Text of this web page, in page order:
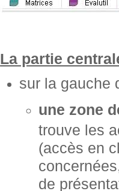
La partie
sur la gauche
une zone
trouve les
(accès en
de